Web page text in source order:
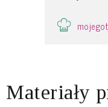
Materiały